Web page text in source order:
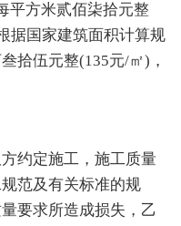
平方米贰佰柒拾元整
据国家建筑面积计算规
拾伍元整(135元/㎡)，
约定施工，施工质量
范及有关标准的规
要求所造成损失，乙